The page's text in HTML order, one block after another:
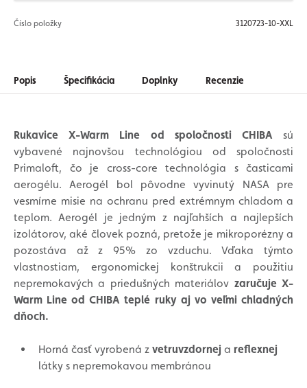
Číslo položky 3120723-10-XXL
Popis Špecifikácia Doplnky Recenzie
Rukavice X-Warm Line od spoločnosti CHIBA sú
vybavené najnovšou technológiou od spoločnosti
Primaloft, čo je cross-core technológia s časticami
aerogélu. Aerogél bol pôvodne vyvinutý NASA pre
vesmírne misie na ochranu pred extrémnym chladom a
teplom. Aerogél je jedným z najľahších a najlepších
izolátorov, aké človek pozná, pretože je mikroporézny a
pozostáva až z 95% zo vzduchu. Vďaka týmto
vlastnostiam, ergonomickej konštrukcii a použitiu
nepremokavých a priedušných materiálov zaručuje X-
Warm Line od CHIBA teplé ruky aj vo veľmi chladných
dňoch.
Horná časť vyrobená z vetruvzdornej a reflexnej
látky s nepremokavou membránou